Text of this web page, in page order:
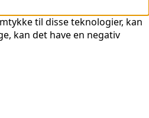
til disse teknologier, kan
kan det have en negativ